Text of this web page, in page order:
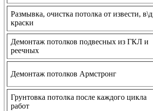
Размывка, очистка потолка от извести, в\д
краски
Демонтаж потолков подвесных из ГКЛ и
реечных
Демонтаж потолков Армстронг
Грунтовка потолка после каждого цикла
работ